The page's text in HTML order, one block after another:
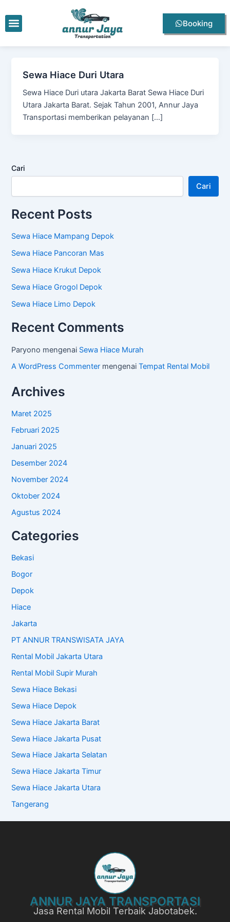
ke
konten
Menu Booking
Sewa Hiace Duri Utara
Sewa Hiace Duri utara Jakarta Barat Sewa Hiace Duri
Utara Jakarta Barat. Sejak Tahun 2001, Annur Jaya
Transportasi memberikan pelayanan […]
Cari
Cari
Recent Posts
Sewa Hiace Mampang Depok
Sewa Hiace Pancoran Mas
Sewa Hiace Krukut Depok
Sewa Hiace Grogol Depok
Sewa Hiace Limo Depok
Recent Comments
Paryono mengenai Sewa Hiace Murah
A WordPress Commenter mengenaiTempat Rental Mobil
Archives
Maret 2025
Februari 2025
Januari 2025
Desember 2024
November 2024
Oktober 2024
Agustus 2024
Categories
Bekasi
Bogor
Depok
Hiace
Jakarta
PT ANNUR TRANSWISATA JAYA
Rental Mobil Jakarta Utara
Rental Mobil Supir Murah
Sewa Hiace Bekasi
Sewa Hiace Depok
Sewa Hiace Jakarta Barat
Sewa Hiace Jakarta Pusat
Sewa Hiace Jakarta Selatan
Sewa Hiace Jakarta Timur
Sewa Hiace Jakarta Utara
Tangerang
ANNUR JAYA TRANSPORTASI
Jasa Rental Mobil Terbaik Jabotabek.